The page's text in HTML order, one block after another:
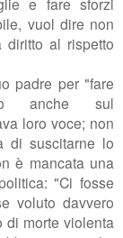
vuol dire non
diritto al rispetto
padre per "fare
anche sul
loro voce; non
di suscitarne lo
è mancata una
"Ci fosse
voluto davvero
di morte violenta